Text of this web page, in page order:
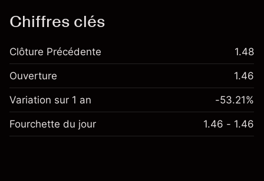
Chiffres clés
Clôture Précédente 1.48
Ouverture 1.46
Variation sur 1 an -53.21%
Fourchette du jour 1.46 - 1.46